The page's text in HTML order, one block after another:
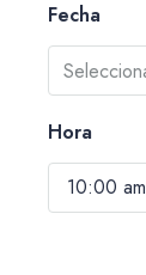
Fecha
Hora
10:00 am